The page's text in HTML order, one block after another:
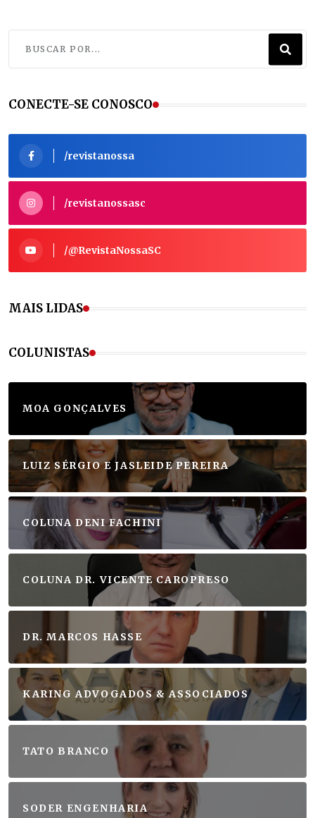
CONECTE-SE CONOSCO
/revistanossa
/revistanossasc
/@RevistaNossaSC
MAIS LIDAS
COLUNISTAS
MOA GONÇALVES
LUIZ SÉRGIO E JASLEIDE PEREIRA
COLUNA DENI FACHINI
COLUNA DR. VICENTE CAROPRESO
DR. MARCOS HASSE
KARING ADVOGADOS & ASSOCIADOS
TATO BRANCO
SODER ENGENHARIA